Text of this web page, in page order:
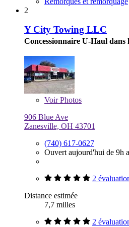
2
Y City Towing LLC
Concessionnaire U-Haul dans
VoirPhotos
906 Blue Ave
Zanesville, OH 43701
(740) 617-0627
Ouvert aujourd'hui de 9h
2
Distance estimée
7,7 milles
2